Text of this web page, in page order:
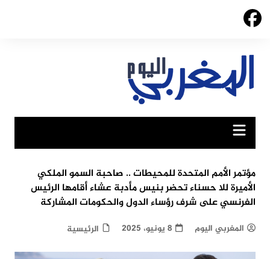
Skip
مؤتمر الأمم المتحدة للمحيطات .. صاحبة السمو الملكي
الأميرة للا حسناء تحضر بنيس مأدبة عشاء أقامها الرئيس
الفرنسي على شرف رؤساء الدول والحكومات المشاركة
المغربي اليوم 8 يونيو، 2025 الرئيسية